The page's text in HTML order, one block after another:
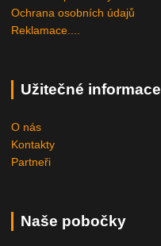
Ochrana osobních údajů
Reklamace....
Užitečné informace
O nás
Kontakty
Partneři
Naše pobočky